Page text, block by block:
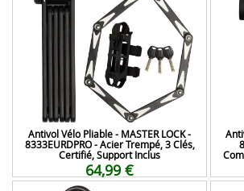
Antivol Vélo Pliable - MASTER LOCK -
8333EURDPRO - Acier Trempé, 3 Clés,
Certifié, Support Inclus
64,99 €